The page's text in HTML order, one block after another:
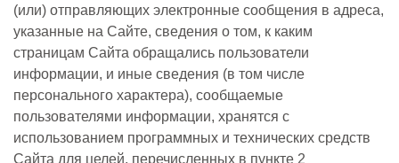
(или) отправляющих электронные сообщения в адреса,
указанные на Сайте, сведения о том, к каким
страницам Сайта обращались пользователи
информации, и иные сведения (в том числе
персонального характера), сообщаемые
пользователями информации, хранятся с
использованием программных и технических средств
Сайта для целей, перечисленных в пункте 2